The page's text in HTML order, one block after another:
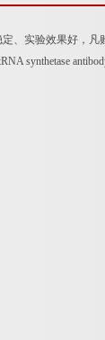
、实验效果好，凡
synthetase